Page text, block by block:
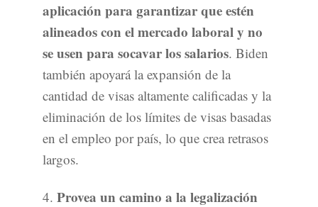
aplicación para garantizar que estén
alineados con el mercado laboral y no
se usen para socavar los salarios. Biden
también apoyará la expansión de la
cantidad de visas altamente calificadas y la
eliminación de los límites de visas basadas
en el empleo por país, lo que crea retrasos
largos.
4. Provea un camino a la legalización